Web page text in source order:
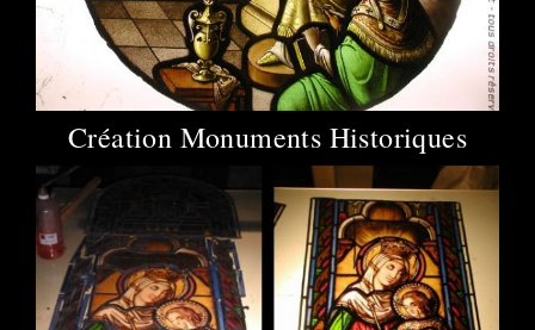
Création Monuments Historiques